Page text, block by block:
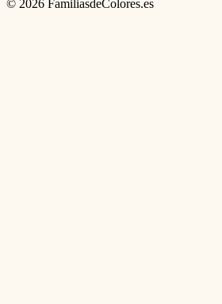
© 2026 FamiliasdeColores.es